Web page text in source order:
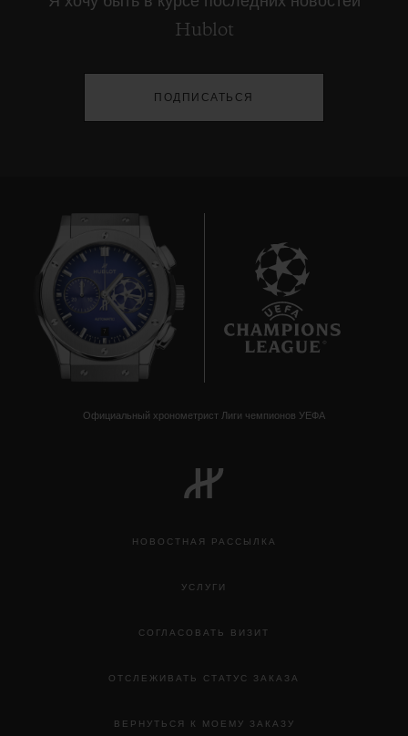
Hublot
ПОДПИСАТЬСЯ
Официальный хронометрист Лиги чемпионов УЕФА
НОВОСТНАЯ РАССЫЛКА
УСЛУГИ
СОГЛАСОВАТЬ ВИЗИТ
ОТСЛЕЖИВАТЬ СТАТУС ЗАКАЗА
ВЕРНУТЬСЯ К МОЕМУ ЗАКАЗУ